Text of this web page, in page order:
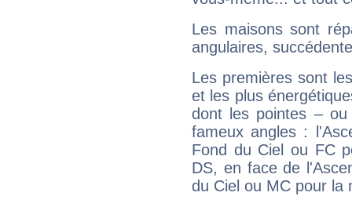
Les maisons sont
angulaires,
Les premières sont
et les plus
dont les pointes –
fameux angles :
Fond du Ciel ou FC
DS, en face de
du Ciel ou MC pour la